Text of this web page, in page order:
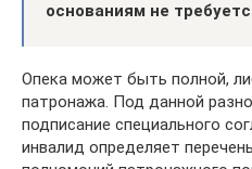
основаниям не
Опека может быть полной,
патронажа. Под данной
подписание специального
инвалид определяет